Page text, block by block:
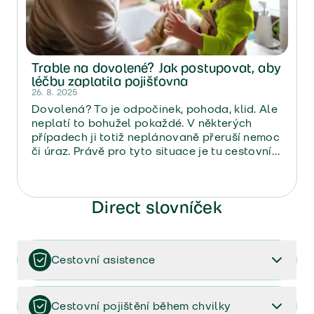
Trable na dovolené? Jak postupovat, aby
léčbu zaplatila pojišťovna
26. 8. 2025
Dovolená? To je odpočinek, pohoda, klid. Ale
neplatí to bohužel pokaždé. V některých
případech ji totiž neplánovaně přeruší nemoc
či úraz. Právě pro tyto situace je tu cestovní
Direct pojišťovna proto připravila
jednoduchý návod, jak postupovat, aby
Direct slovníček
Cestovní asistence
Je to služba, kterou máte k dispozici zdarma u
našeho cestovního pojištění. Potřebujete pomoct
Cestovní pojištění během chvilky